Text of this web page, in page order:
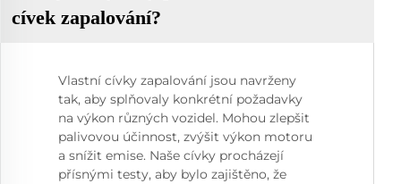
cívek zapalování?
Vlastní cívky zapalování jsou navrženy
tak, aby splňovaly konkrétní požadavky
na výkon různých vozidel. Mohou zlepšit
palivovou účinnost, zvýšit výkon motoru
a snížit emise. Naše cívky procházejí
přísnými testy, aby bylo zajištěno, že